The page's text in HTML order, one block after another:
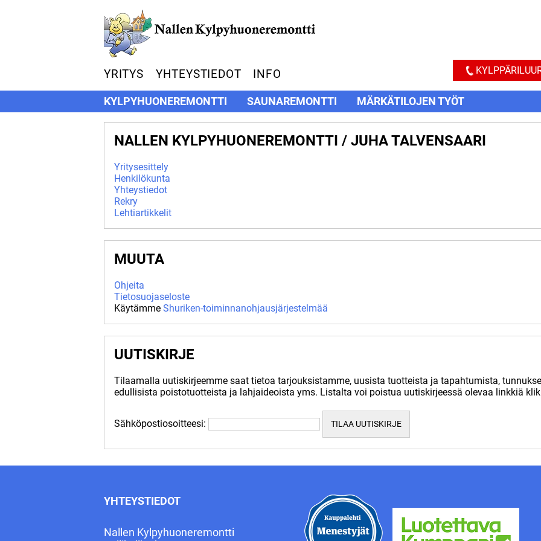
YRITYS YHTEYSTIEDOT INFO
KYLPYHUONEREMONTTI SAUNAREMONTTI MÄRKÄTILOJEN TYÖT
NALLEN KYLPYHUONEREMONTTI / JUHA TALVENSAARI
Yritysesittely
Henkilökunta
Yhteystiedot
Rekry
Lehtiartikkelit
MUUTA
Ohjeita
Tietosuojaseloste
Käytämme Shuriken-toiminnanohjausjärjestelmää
UUTISKIRJE
Tilaamalla uutiskirjeemme saat tietoa tarjouksistamme, uusista tuotteista ja tapahtumista,
edullisista poistotuotteista ja lahjaideoista yms. Listalta voi poistua uutiskirjeessä olevaa linkkiä
Sähköpostiosoitteesi:
YHTEYSTIEDOT
Nallen Kylpyhuoneremontti